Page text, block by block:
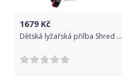
1679 Kč
Dětská lyžařská přilba Shred Brain Bucket Whitey Pink - white/pink XXS/XS